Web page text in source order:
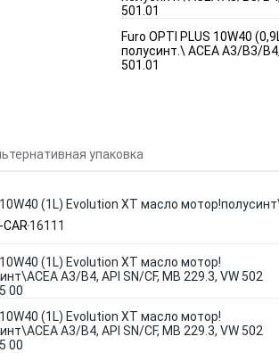
501.01
Furo OPTI PLUS 10W40
полусинт.\ ACEA A3/B3/
501.01
упаковка
10W40 (1L) Evolution XT масло
CAR 16111
10W40 (1L) Evolution XT масло мотор!
A3/B4, API SN/CF, MB 229.3, VW 502
00
10W40 (1L) Evolution XT масло мотор!
A3/B4, API SN/CF, MB 229.3, VW 502
00